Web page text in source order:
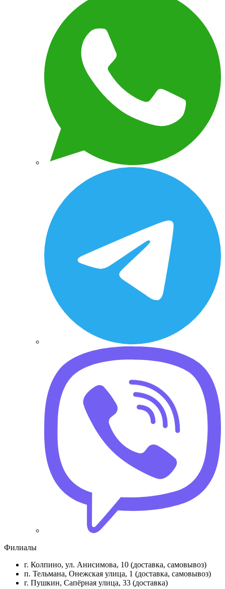
Филиалы
г. Колпино, ул. Анисимова, 10 (доставка, самовывоз)
п. Тельмана, Онежская улица, 1 (доставка, самовывоз)
г. Пушкин, Сапёрная улица, 33 (доставка)